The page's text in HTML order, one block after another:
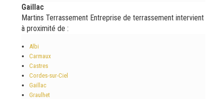
Gaillac
Martins Terrassement Entreprise de terrassement intervient
à proximité de :
Albi
Carmaux
Castres
Cordes-sur-Ciel
Gaillac
Graulhet